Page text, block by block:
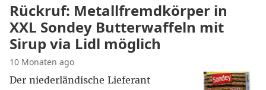
Rückruf: Metallfremdkörper in
XXL Sondey Butterwaffeln mit
Sirup via Lidl möglich
10 Monaten ago
Der niederländische Lieferant